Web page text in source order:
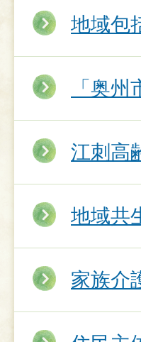
地域包
「奥
江刺高
地域共
家族介